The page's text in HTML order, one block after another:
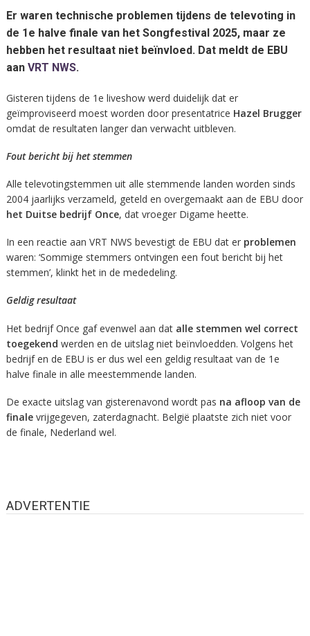
Er waren technische problemen tijdens de televoting in
de 1e halve finale van het Songfestival 2025, maar ze
hebben het resultaat niet beïnvloed. Dat meldt de EBU
aan VRT NWS.
Gisteren tijdens de 1e liveshow werd duidelijk dat er
geïmproviseerd moest worden door presentatrice Hazel Brugger
omdat de resultaten langer dan verwacht uitbleven.
Fout bericht bij het stemmen
Alle televotingstemmen uit alle stemmende landen worden sinds
2004 jaarlijks verzameld, geteld en overgemaakt aan de EBU door
het Duitse bedrijf Once, dat vroeger Digame heette.
In een reactie aan VRT NWS bevestigt de EBU dat er problemen
waren: ‘Sommige stemmers ontvingen een fout bericht bij het
stemmen’, klinkt het in de mededeling.
Geldig resultaat
Het bedrijf Once gaf evenwel aan dat alle stemmen wel correct
toegekend werden en de uitslag niet beïnvloedden. Volgens het
bedrijf en de EBU is er dus wel een geldig resultaat van de 1e
halve finale in alle meestemmende landen.
De exacte uitslag van gisterenavond wordt pas na afloop van de
finalevrijgegeven, zaterdagnacht. België plaatste zich niet voor
de finale, Nederland wel.
ADVERTENTIE